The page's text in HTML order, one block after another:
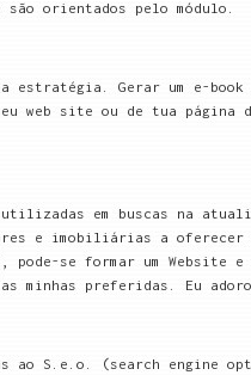
são orientados pelo módulo.
Gerar um e-
site ou de tua página
utilizadas em buscas na
e imobiliárias a oferecer
se formar um Website
as minhas preferidas. Eu
ao S.e.o. (search